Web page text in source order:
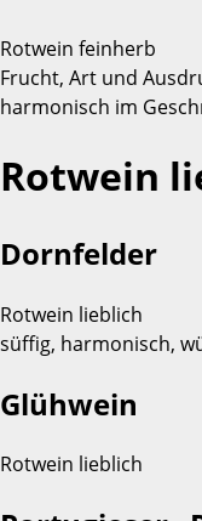
Rotwein feinherb
Frucht, Art und
harmonisch im
Rotwein
Dornfelder
Rotwein lieblich
süffig, harmonisch,
Glühwein
Rotwein lieblich